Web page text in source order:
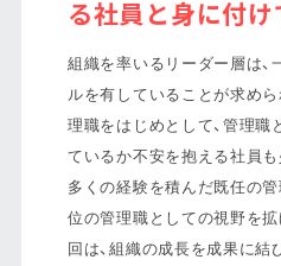
る社員と身に付
組織を率いるリーダー層は
ルを有していることが求め
理職をはじめとして、管理職
ているか不安を抱える社員も
多くの経験を積んだ既任の
位の管理職としての視野を
回は、組織の成長を成果に